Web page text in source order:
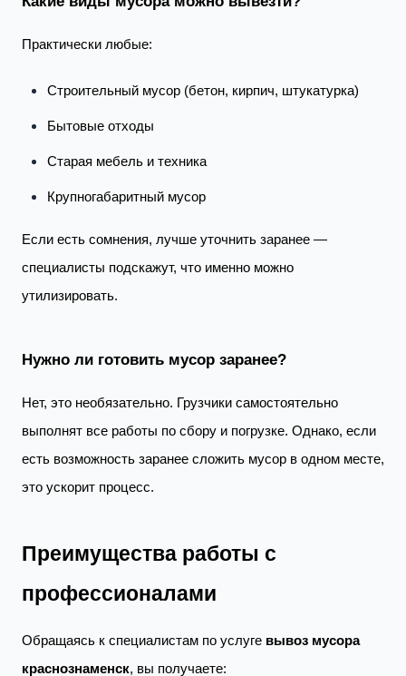
Практически любые:
Строительный мусор (бетон, кирпич, штукатурка)
Бытовые отходы
Старая мебель и техника
Крупногабаритный мусор
Если есть сомнения, лучше уточнить заранее —
специалисты подскажут, что именно можно
утилизировать.
Нужно ли готовить мусор заранее?
Нет, это необязательно. Грузчики самостоятельно
выполнят все работы по сбору и погрузке. Однако, если
есть возможность заранее сложить мусор в одном месте,
это ускорит процесс.
Преимущества работы с
профессионалами
Обращаясь к специалистам по услуге вывоз мусора
краснознаменск, вы получаете: